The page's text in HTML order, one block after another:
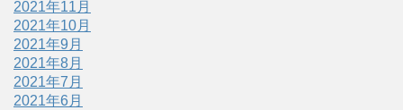
2021年11月
2021年10月
2021年9月
2021年8月
2021年7月
2021年6月